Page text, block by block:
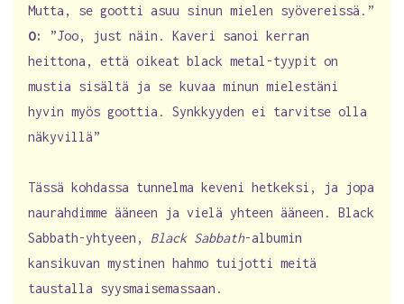
Mutta, se gootti asuu sinun mielen syövereissä.”
O:
”Joo, just näin. Kaveri sanoi kerran
heittona, että oikeat black metal-tyypit on
mustia sisältä ja se kuvaa minun mielestäni
hyvin myös goottia. Synkkyyden ei tarvitse olla
näkyvillä”
Tässä kohdassa tunnelma keveni hetkeksi, ja jopa
naurahdimme ääneen ja vielä yhteen ääneen. Black
Sabbath-yhtyeen, Black Sabbath-albumin
kansikuvan mystinen hahmo tuijotti meitä
taustalla syysmaisemassaan.